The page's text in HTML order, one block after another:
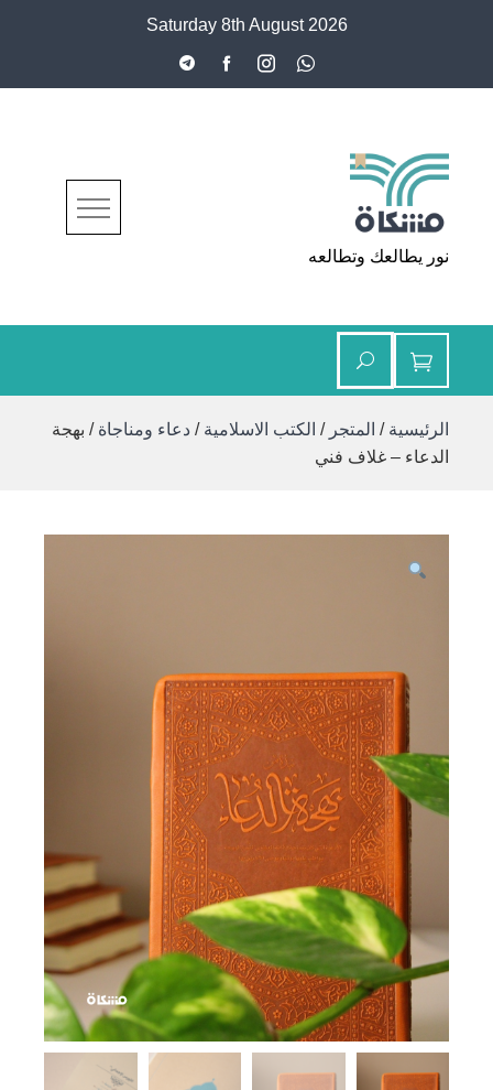
Saturday 8th August 2026
مشكاة
نور يطالعك وتطالعه
الرئيسية / المتجر / الكتب الاسلامية / دعاء ومناجاة / بهجة
الدعاء – غلاف فني